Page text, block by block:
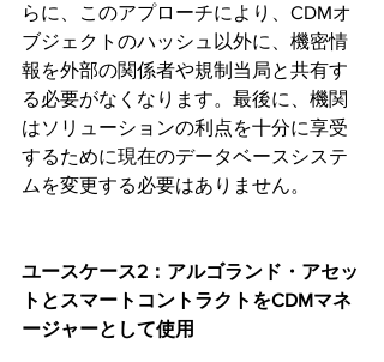
らに、このアプローチにより、CDMオ
ブジェクトのハッシュ以外に、機密情
報を外部の関係者や規制当局と共有す
る必要がなくなります。最後に、機関
はソリューションの利点を十分に享受
するために現在のデータベースシステ
ムを変更する必要はありません。
ユースケース2：アルゴランド・アセッ
トとスマートコントラクトをCDMマネ
ージャーとして使用